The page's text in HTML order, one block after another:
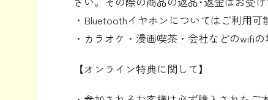
・Bluetoothイヤホンについてはご利用
・カラオケ・漫画喫茶・会社などのwifi
【オンライン特典に関して】